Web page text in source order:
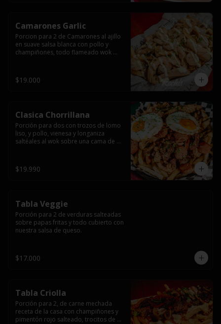
Camarones Garlic
Porcion para 2 de Camarones al ajillo
en suave salsa blanca con pollo y
champiñones, todo flameado wok
$19.000
Clasica Chorrillana
Porción para dos con trozos de lomo
liso, y pollo, vienesa y longaniza
saltéales al wok sobre una cama de
$19.990
Tabla Veggie
Porción para 2 de verduras salteadas
sobre papas fritas y todo cubierto con
nuestra salsa de queso.
$17.000
Tabla Criolla
Porción para 2, de carne mechada
receta de la casa con champiñones y
pimentón rojo salteado, trocitos de